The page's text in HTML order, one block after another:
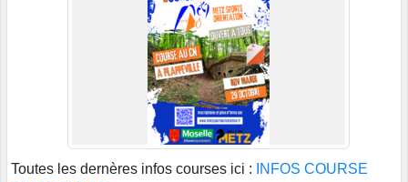
Toutes les dernères infos courses ici :
INFOS COURSE